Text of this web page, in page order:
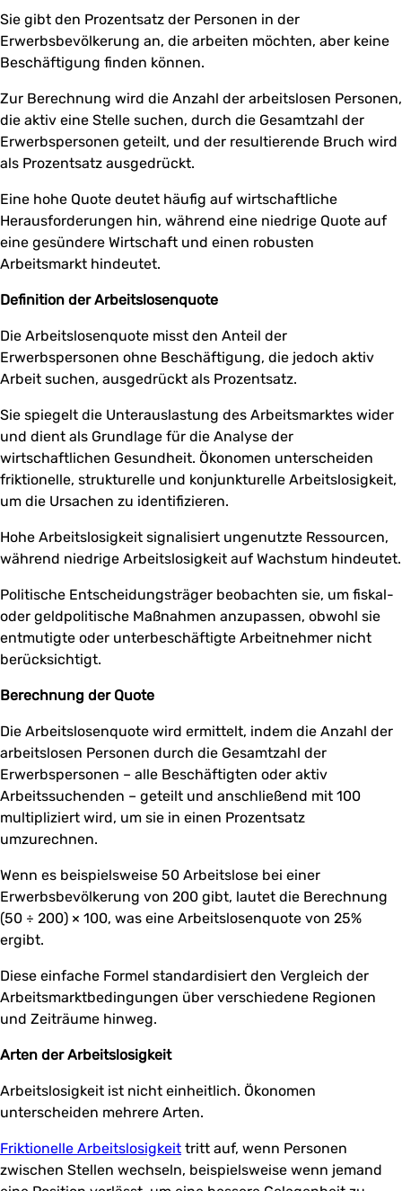
Sie gibt den Prozentsatz der Personen in der
Erwerbsbevölkerung an, die arbeiten möchten, aber keine
Beschäftigung finden können.
Zur Berechnung wird die Anzahl der arbeitslosen Personen,
die aktiv eine Stelle suchen, durch die Gesamtzahl der
Erwerbspersonen geteilt, und der resultierende Bruch wird
als Prozentsatz ausgedrückt.
Eine hohe Quote deutet häufig auf wirtschaftliche
Herausforderungen hin, während eine niedrige Quote auf
eine gesündere Wirtschaft und einen robusten
Arbeitsmarkt hindeutet.
Definition der Arbeitslosenquote
Die Arbeitslosenquote misst den Anteil der
Erwerbspersonen ohne Beschäftigung, die jedoch aktiv
Arbeit suchen, ausgedrückt als Prozentsatz.
Sie spiegelt die Unterauslastung des Arbeitsmarktes wider
und dient als Grundlage für die Analyse der
wirtschaftlichen Gesundheit. Ökonomen unterscheiden
friktionelle, strukturelle und konjunkturelle Arbeitslosigkeit,
um die Ursachen zu identifizieren.
Hohe Arbeitslosigkeit signalisiert ungenutzte Ressourcen,
während niedrige Arbeitslosigkeit auf Wachstum hindeutet.
Politische Entscheidungsträger beobachten sie, um fiskal-
oder geldpolitische Maßnahmen anzupassen, obwohl sie
entmutigte oder unterbeschäftigte Arbeitnehmer nicht
berücksichtigt.
Berechnung der Quote
Die Arbeitslosenquote wird ermittelt, indem die Anzahl der
arbeitslosen Personen durch die Gesamtzahl der
Erwerbspersonen – alle Beschäftigten oder aktiv
Arbeitssuchenden – geteilt und anschließend mit 100
multipliziert wird, um sie in einen Prozentsatz
umzurechnen.
Wenn es beispielsweise 50 Arbeitslose bei einer
Erwerbsbevölkerung von 200 gibt, lautet die Berechnung
(50 ÷ 200) × 100, was eine Arbeitslosenquote von 25%
ergibt.
Diese einfache Formel standardisiert den Vergleich der
Arbeitsmarktbedingungen über verschiedene Regionen
und Zeiträume hinweg.
Arten der Arbeitslosigkeit
Arbeitslosigkeit ist nicht einheitlich. Ökonomen
unterscheiden mehrere Arten.
Friktionelle Arbeitslosigkeit tritt auf, wenn Personen
zwischen Stellen wechseln, beispielsweise wenn jemand